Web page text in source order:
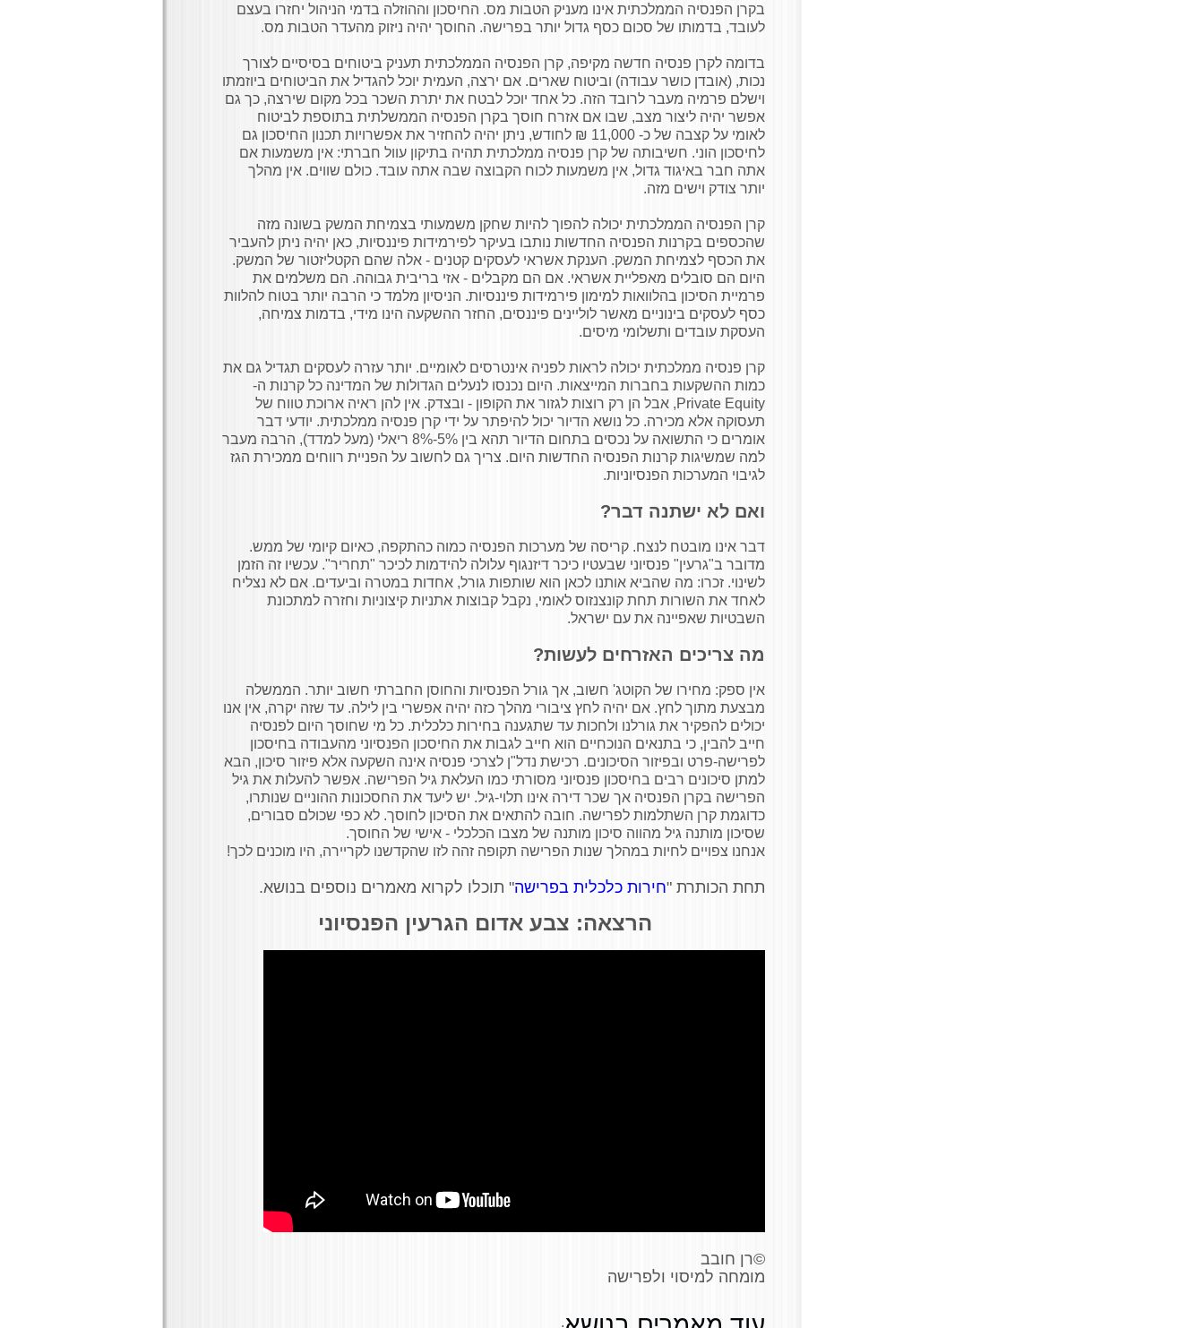
בקרן הפנסיה הממלכתית אינו מעניק הטבות מס. החיסכון וההוזלה בדמי הניהול יחזרו בעצם
לעובד, בדמותו של סכום כסף גדול יותר בפרישה. החוסך יהיה ניזוק מהעדר הטבות מס.
בדומה לקרן פנסיה חדשה מקיפה, קרן הפנסיה הממלכתית תעניק ביטוחים בסיסיים לצורך
נכות, (אובדן כושר עבודה) וביטוח שארים. אם ירצה, העמית יוכל להגדיל את הביטוחים ביוזמתו
וישלם פרמיה מעבר לרובד הזה. כל אחד יוכל לבטח את יתרת השכר בכל מקום שירצה, כך גם
אפשר יהיה ליצור מצב, שבו אם אזרח חוסך בקרן הפנסיה הממשלתית בתוספת לביטוח
לאומי על קצבה של כ- 11,000 ₪ לחודש, ניתן יהיה להחזיר את אפשרויות תכנון החיסכון גם
לחיסכון הוני. חשיבותה של קרן פנסיה ממלכתית תהיה בתיקון עוול חברתי: אין משמעות אם
אתה חבר באיגוד גדול, אין משמעות לכוח הקבוצה שבה אתה עובד. כולם שווים. אין מהלך
יותר צודק וישים מזה.
קרן הפנסיה הממלכתית יכולה להפוך להיות שחקן משמעותי בצמיחת המשק בשונה מזה
שהכספים בקרנות הפנסיה החדשות נותבו בעיקר לפירמידות פיננסיות, כאן יהיה ניתן להעביר
את הכסף לצמיחת המשק. הענקת אשראי לעסקים קטנים - אלה שהם הקטליזטור של המשק.
היום הם סובלים מאפליית אשראי. אם הם מקבלים - אזי בריבית גבוהה. הם משלמים את
פרמיית הסיכון בהלוואות למימון פירמידות פיננסיות. הניסיון מלמד כי הרבה יותר בטוח להלוות
כסף לעסקים בינוניים מאשר לוליינים פיננסים, החזר ההשקעה הינו מידי, בדמות צמיחה,
העסקת עובדים ותשלומי מיסים.
קרן פנסיה ממלכתית יכולה לראות לפניה אינטרסים לאומיים. יותר עזרה לעסקים תגדיל גם את
כמות ההשקעות בחברות המייצאות. היום נכנסו לנעלים הגדולות של המדינה כל קרנות ה-
Private Equity, אבל הן רק רוצות לגזור את הקופון - ובצדק. אין להן ראיה ארוכת טווח של
תעסוקה אלא מכירה. כל נושא הדיור יכול להיפתר על ידי קרן פנסיה ממלכתית. יודעי דבר
אומרים כי התשואה על נכסים בתחום הדיור תהא בין 5%-8% ריאלי (מעל למדד), הרבה מעבר
למה שמשיגות קרנות הפנסיה החדשות היום. צריך גם לחשוב על הפניית רווחים ממכירת הגז
לגיבוי המערכות הפנסיוניות.
ואם לא ישתנה דבר?
דבר אינו מובטח לנצח. קריסה של מערכות הפנסיה כמוה כהתקפה, כאיום קיומי של ממש.
מדובר ב"גרעין" פנסיוני שבעטיו כיכר דיזנגוף עלולה להידמות לכיכר "תחריר". עכשיו זה הזמן
לשינוי. זכרו: מה שהביא אותנו לכאן הוא שותפות גורל, אחדות במטרה וביעדים. אם לא נצליח
לאחד את השורות תחת קונצנזוס לאומי, נקבל קבוצות אתניות קיצוניות וחזרה למתכונת
השבטיות שאפיינה את עם ישראל.
מה צריכים האזרחים לעשות?
אין ספק: מחירו של הקוטג' חשוב, אך גורל הפנסיות והחוסן החברתי חשוב יותר. הממשלה
מבצעת מתוך לחץ. אם יהיה לחץ ציבורי מהלך כזה יהיה אפשרי בין לילה. עד שזה יקרה, אין אנו
יכולים להפקיר את גורלנו ולחכות עד שתגענה בחירות כלכלית. כל מי שחוסך היום לפנסיה
חייב להבין, כי בתנאים הנוכחיים הוא חייב לגבות את החיסכון הפנסיוני מהעבודה בחיסכון
לפרישה-פרט ובפיזור הסיכונים. רכישת נדל"ן לצרכי פנסיה אינה השקעה אלא פיזור סיכון, הבא
למתן סיכונים רבים בחיסכון פנסיוני מסורתי כמו העלאת גיל הפרישה. אפשר להעלות את גיל
הפרישה בקרן הפנסיה אך שכר דירה אינו תלוי-גיל. יש ליעד את החסכונות ההוניים שנותרו,
כדוגמת קרן השתלמות לפרישה. חובה להתאים את הסיכון לחוסך. לא כפי שכולם סבורים,
שסיכון מותנה גיל מהווה סיכון מותנה של מצבו הכלכלי - אישי של החוסך.
אנחנו צפויים לחיות במהלך שנות הפרישה תקופה זהה לזו שהקדשנו לקריירה, היו מוכנים לכך!
תחת הכותרת "חירות כלכלית בפרישה" תוכלו לקרוא מאמרים נוספים בנושא.
הרצאה: צבע אדום הגרעין הפנסיוני
©רן חובב
מומחה למיסוי ולפרישה